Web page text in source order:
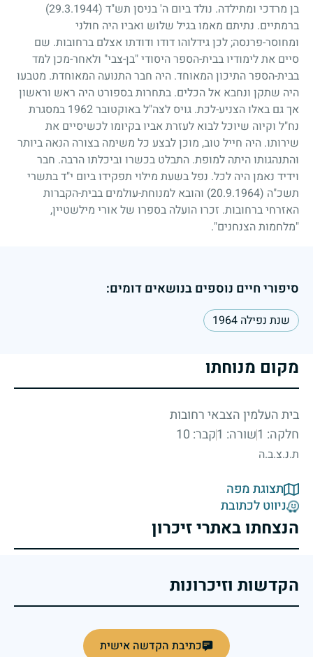
בן מרדכי ומתילדה. נולד ביום ה' בניסן תש"ד (29.3.1944)
ברמתיים. נתיתם מאמו בגיל שלוש ואביו היה חולני
ומחוסר-פרנסה;לכן גידלוהו דודו ודודתו אצלם ברחובות. שם
סיים את לימודיו בבית-הספר היסודי "בן-צבי" ולאחר-מכן למד
בבית-הספר התיכון המאוחד. היה חבר התנועה המאוחדת. מטבעו
היה שתקן ונחבא אל הכלים. בתחרות בספורט היה ראש וראשון
אך גם באלו הצניע-לכת. גויס לצה"ל באוקטובר1962 במסגרת
נח"ל וקיוה שיוכל לבוא לעזרת אביו בקיומו לכשיסיים את
שירותו. היה חייל טוב, מוכן לבצע כל משימה בצורה הנאה ביותר
והתנהגותו היתה למופת. התבלט בכשרו וביכלתו הרבה. חבר
וידיד נאמן היה לכל. נפל בשעת מילוי תפקידו ביום י"ד בתשרי
תשכ"ה (20.9.1964)
והובא למנוחת-עולמים בבית-הקברות
האזרחי ברחובות. זכרו הועלה בספרו של אורי מילשטיין,
"מלחמות הצנחנים".
סיפורי חיים נוספים בנושאים דומים:
שנת נפילה 1964
מקום מנוחתו
בית העלמין הצבאי רחובות
חלקה: 1
שורה: 1 קבר: 10
ת.נ.צ.ב.ה
תצוגת מפה
ניווט לכתובת
הנצחתו באתרי זיכרון
הקדשות וזיכרונות
כתיבת הקדשה אישית